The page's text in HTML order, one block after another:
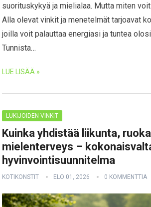
suorituskykyä ja mielialaa. Mutta miten
Alla olevat vinkit ja menetelmät tarjoavat
joilla voit palauttaa energiasi ja tuntea
Tunnista…
LUE LISÄÄ »
LUKIJOIDEN VINKIT
Kuinka yhdistää liikunta,
mielenterveys –
hyvinvointisuunnitelma
KOTIKONSTIT ELO 01, 2026 0 KOMMENTTIA